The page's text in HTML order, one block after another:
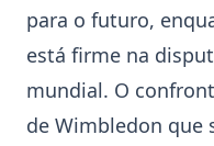
para o futuro,
está firme na
mundial. O
de Wimbledon que